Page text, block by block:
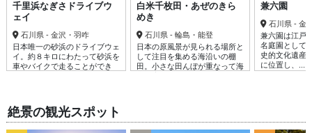
千里浜なぎさドライブウ
ェイ
石川県 - 金沢・羽咋
日本唯一の砂浜のドライブウェ
イ。約８キロにわたって砂浜を
車やバイクで走ることができ
白米千枚田・あぜのきら
めき
石川県 - 輪島・能登
日本の原風景が見られる場所と
して注目を集める海沿いの棚
田。小さな田んぼが重なって海
兼六園
石川県 - 金
兼六園は江戸
名庭園として
史的文化遺産
に位置し、......
絶景の観光スポット